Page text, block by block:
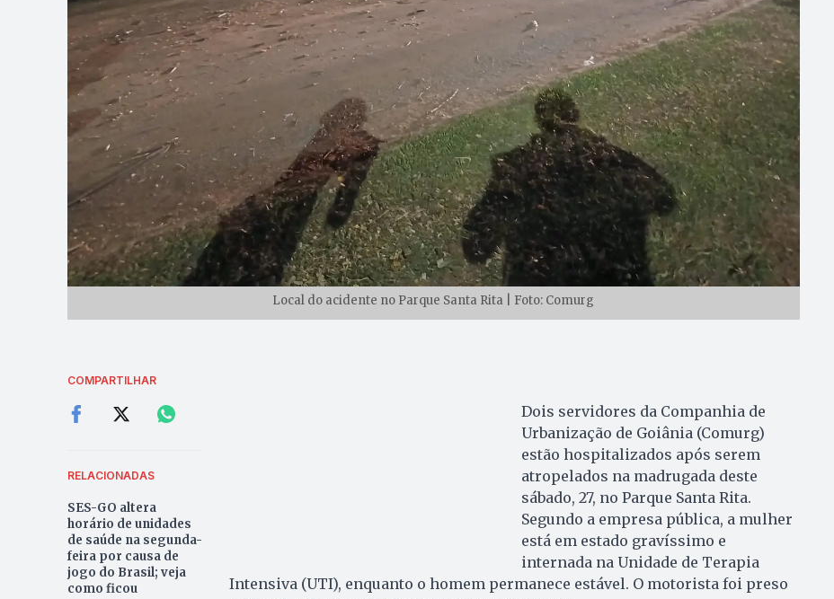
Local do acidente no Parque Santa Rita | Foto: Comurg
COMPARTILHAR
RELACIONADAS
SES-GO altera
horário de unidades
de saúde na segunda-
feira por causa de
jogo do Brasil; veja
como ficou
Dois servidores da Companhia de
Urbanização de Goiânia (Comurg)
estão hospitalizados após serem
atropelados na madrugada deste
sábado, 27, no Parque Santa Rita.
Segundo a empresa pública, a mulher
está em estado gravíssimo e
internada na Unidade de Terapia
Intensiva (UTI), enquanto o homem permanece estável. O motorista foi preso